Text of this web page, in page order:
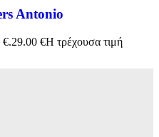
Antonio
€.29.00 €Η τρέχουσα τιμή